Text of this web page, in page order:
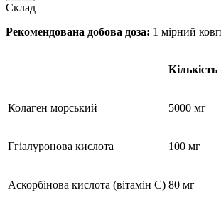
Склад
Рекомендована добова доза: 1 мірний
Колаген морський 5000 мг
Ггіалуронова кислота 100 мг
Аскорбінова кислота (вітамін С) 80 мг